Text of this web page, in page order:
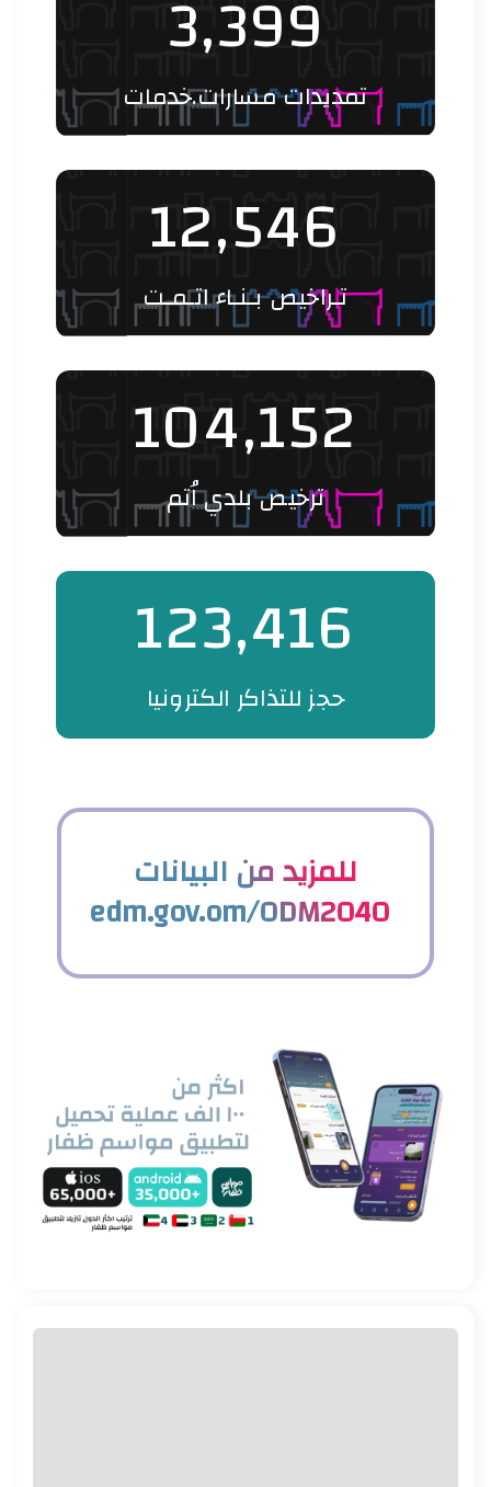
3,399
تمديدات مسارات.خدمات
12,546
تـراخيص بـنـاء اتـمـت
104,152
ترخيص بلدي اُتم
123,416
حجز للتذاكر الكترونيا
للمزيد من البيانات
edm.gov.om/ODM2040